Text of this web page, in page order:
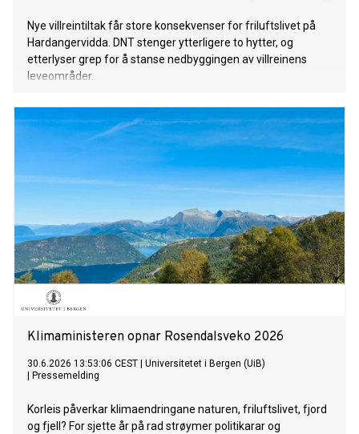
Nye villreintiltak får store konsekvenser for friluftslivet på
Hardangervidda. DNT stenger ytterligere to hytter, og
etterlyser grep for å stanse nedbyggingen av villreinens
leveområder.
Klimaministeren opnar Rosendalsveko 2026
30.6.2026 13:53:06 CEST
Universitetet i Bergen (UiB)
Pressemelding
Korleis påverkar klimaendringane naturen, friluftslivet, fjord
og fjell? For sjette år på rad strøymer politikarar og